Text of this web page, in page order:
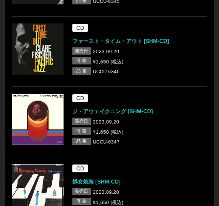
UCCU-6345
CD
ファースト・タイム・アウト [SHM-CD]
発売日 2023.09.20
価 格 ¥1,650 (税込)
品 番 UCCU-6346
CD
ジ・アウェイクニング [SHM-CD]
発売日 2023.09.20
価 格 ¥1,650 (税込)
品 番 UCCU-6347
CD
処女航海 [SHM-CD]
発売日 2023.09.20
価 格 ¥1,650 (税込)